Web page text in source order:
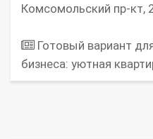
Комсомольский пр-кт,
Готовый вариант
бизнеса: уютная